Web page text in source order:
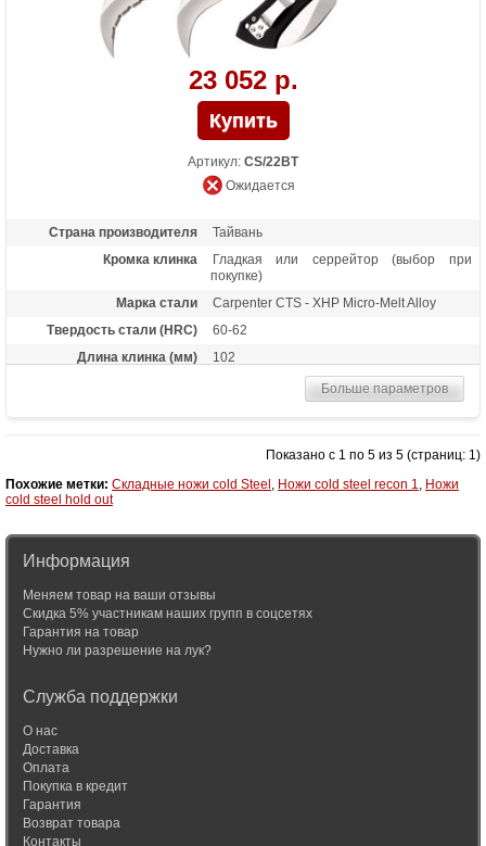
из анодированного алюминиевого сплава
6061 T-6 Aluminium
23 052 р.
Артикул: CS/22BT
Ожидается
Страна производителя
Тайвань
Кромка клинка
Гладкая или серрейтор (выбор при
покупке)
Марка стали
Carpenter CTS - XHP Micro-Melt Alloy
Твердость стали (HRC)
60-62
Длина клинка (мм)
102
состоянии
Покрытие
Satin finish
Назначение
Боевой нож, сувенирный нож,
универсальный нож
Особенности
(выбор при заказе)
Больше параметров
Показано с 1 по 5 из 5 (страниц: 1)
Похожие метки: Складные ножи cold Steel , Ножи cold steel recon 1, Ножи
cold steel hold out
Информация
Меняем товар на ваши отзывы
Скидка 5% участникам наших групп в соцсетях
Гарантия на товар
Нужно ли разрешение на лук?
Служба поддержки
О нас
Доставка
Оплата
Покупка в кредит
Гарантия
Возврат товара
Контакты